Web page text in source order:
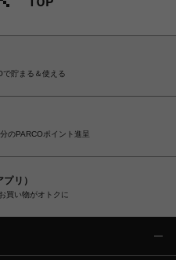
で貯まる＆使える
のPARCOポイント進呈
リ）
買い物がオトクに